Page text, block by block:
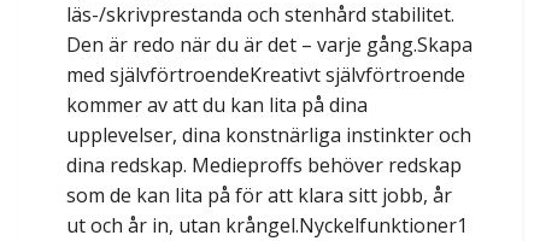
läs-/skrivprestanda och stenhård stabilitet.
Den är redo när du är det – varje gång.Skapa
med självförtroendeKreativt självförtroende
kommer av att du kan lita på dina
upplevelser, dina konstnärliga instinkter och
dina redskap. Medieproffs behöver redskap
som de kan lita på för att klara sitt jobb, år
ut och år in, utan krångel.Nyckelfunktioner1